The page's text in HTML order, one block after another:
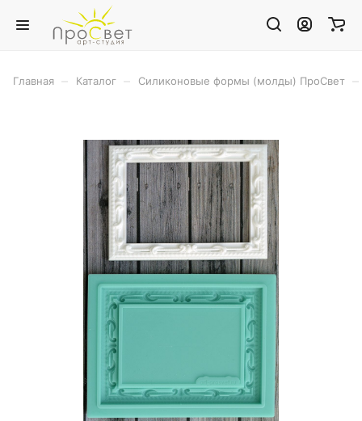
Главная Каталог Силиконовые формы (молды) ПроСвет